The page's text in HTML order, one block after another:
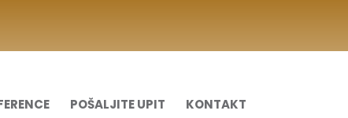
POŠALJITE UPIT KONTAKT